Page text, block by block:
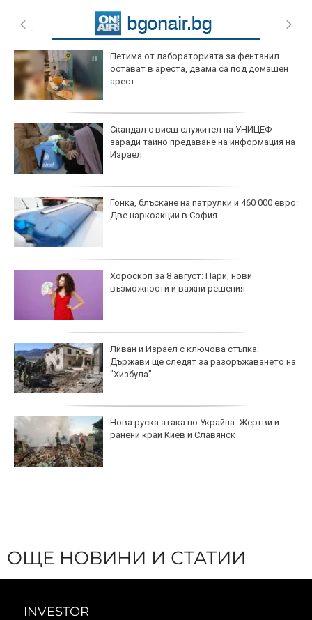
Петима от лабораторията за фентанил
остават в ареста, двама са под домашен
арест
Скандал с висш служител на УНИЦЕФ
заради тайно предаване на информация на
Израел
Гонка, блъскане на патрулки и 460 000 евро:
Две наркоакции в София
Хороскоп за 8 август: Пари, нови
възможности и важни решения
Ливан и Израел с ключова стъпка:
Държави ще следят за разоръжаването на
"Хизбула"
Нова руска атака по Украйна: Жертви и
ранени край Киев и Славянск
ОЩЕ НОВИНИ И СТАТИИ
INVESTOR